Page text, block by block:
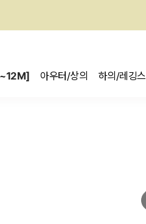
아우터/상의 하의/레깅스